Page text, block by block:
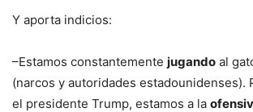
Y aporta indicios:
–Estamos constantemente jugando al
(narcos y autoridades estadounidenses).
el presidente Trump, estamos a la